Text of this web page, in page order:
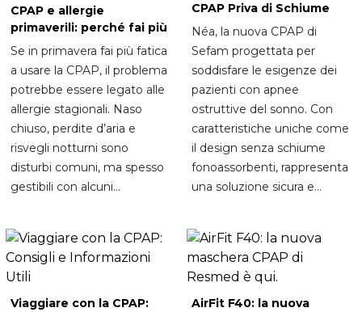
CPAP e allergie
primaverili: perché fai più
fatica a respirare (e cosa
puoi fare subito)
Se in primavera fai più fatica
a usare la CPAP, il problema
potrebbe essere legato alle
allergie stagionali. Naso
chiuso, perdite d’aria e
risvegli notturni sono
disturbi comuni, ma spesso
gestibili con alcuni...
CPAP Priva di Schiume
Fonoassorbenti
Néa, la nuova CPAP di
Sefam progettata per
soddisfare le esigenze dei
pazienti con apnee
ostruttive del sonno. Con
caratteristiche uniche come
il design senza schiume
fonoassorbenti, rappresenta
una soluzione sicura e...
Viaggiare con la CPAP:
AirFit F40: la nuova